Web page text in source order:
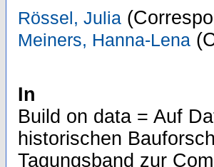
Rössel, Julia
Meiners, Hanna-Lena
In
Build on data = Auf
historischen
Tagungsband zur